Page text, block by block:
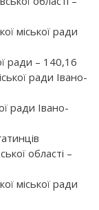
міської ради
ради – 140,16
ради Івано-
ради Івано-
області –
міської ради